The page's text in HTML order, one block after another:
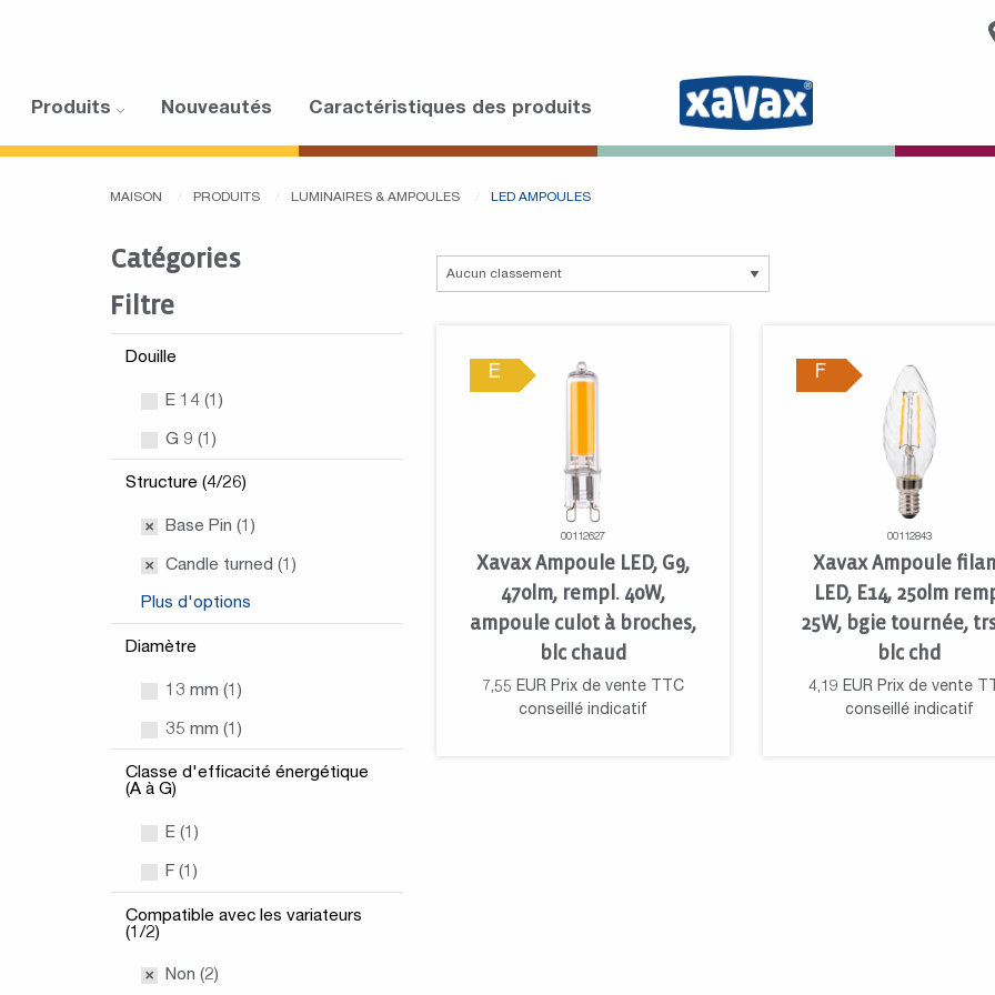
Produits Nouveautés Caractéristiques des produits
MAISON PRODUITS LUMINAIRES & AMPOULES LED AMPOULES
Catégories
Filtre
Douille
E 14 (1)
G 9 (1)
Structure (4/26)
Base Pin (1)
Candle turned (1)
Plus d'options
Diamètre
13 mm (1)
35 mm (1)
Classe d'efficacité énergétique
(A à G)
E (1)
F (1)
Compatible avec les variateurs
(1/2)
Non (2)
E
00112627
Xavax Ampoule LED, G9,
470lm, rempl. 40W,
ampoule culot à broches,
blc chaud
7,55 EUR Prix de vente TTC
conseillé indicatif
F
00112843
Xavax Ampoule
LED, E14, 250lm
25W, bgie tournée,
blc chd
4,19 EUR Prix de vente
conseillé indicatif